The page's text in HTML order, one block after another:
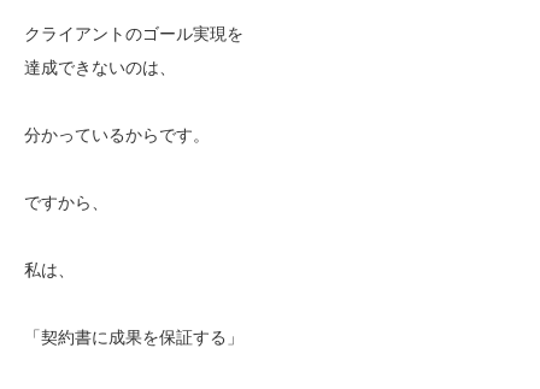
クライアントのゴール実現を
達成できないのは、
分かっているからです。
ですから、
私は、
「契約書に成果を保証する」